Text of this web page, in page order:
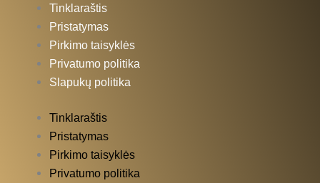
Tinklaraštis
Pristatymas
Pirkimo taisyklės
Privatumo politika
Slapukų politika
Tinklaraštis
Pristatymas
Pirkimo taisyklės
Privatumo politika